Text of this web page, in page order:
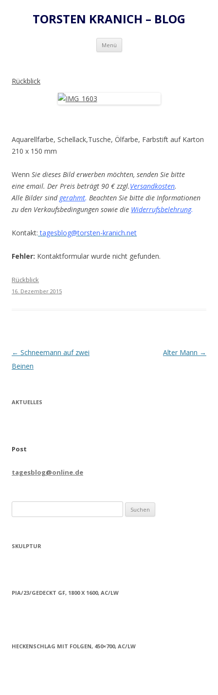
TORSTEN KRANICH – BLOG
Menü Zum
springen
Rückblick
Aquarellfarbe, Schellack,Tusche, Ölfarbe, Farbstift auf Karton
210 x 150 mm
Wenn Sie dieses Bild erwerben möchten, senden Sie bitte
eine email. Der Preis beträgt 90 € zzgl.Versandkosten.
Alle Bilder sind gerahmt. Beachten Sie bitte die Informationen
zu den Verkaufsbedingungen sowie die Widerrufsbelehrung.
Kontakt: tagesblog@torsten-kranich.net
Fehler: Kontaktformular wurde nicht gefunden.
Rückblick
16. Dezember 2015
Beitrags-
Navigation
← Schneemann auf zwei
Beinen
Alter Mann →
AKTUELLES
Post
tagesblog@online.de
nach:
SKULPTUR
PIA/23/GEDECKT GF, 1800 X 1600, AC/LW
HECKENSCHLAG MIT FOLGEN, 450×700, AC/LW